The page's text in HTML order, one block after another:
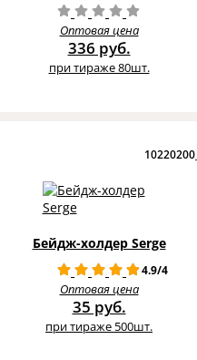
Оптовая цена
336 руб.
при тираже 80шт.
Бейдж-холдер Serge
4.9/4
Оптовая цена
35 руб.
при тираже 500шт.